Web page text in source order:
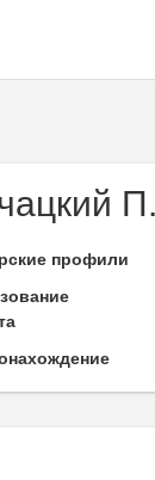
профили